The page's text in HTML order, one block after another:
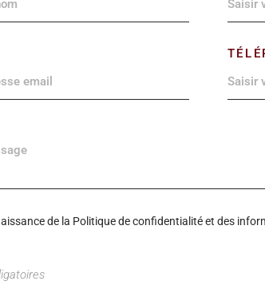
de la Politique de confidentialité et des